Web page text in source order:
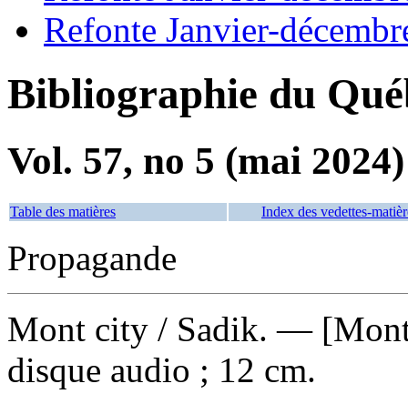
Refonte Janvier-
Bibliographie du
Vol. 57, no 5 (mai 2024)
Table des matières Index des vedettes-
Propagande
Mont city / Sadik. —
disque audio ; 12 cm.